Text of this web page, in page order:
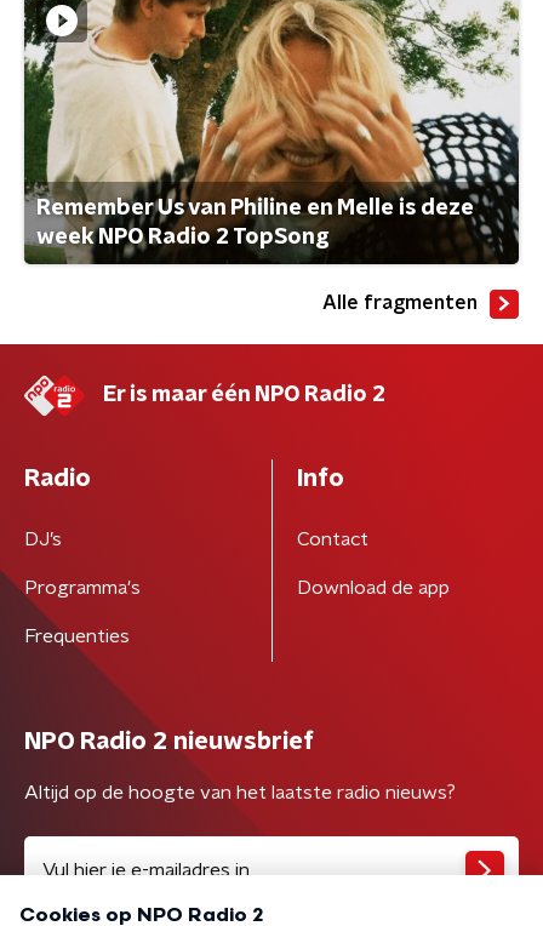
Remember Us van Philine en Melle is deze
week NPO Radio 2 TopSong
Alle fragmenten
Er is maar één NPO Radio 2
Radio
DJ’s
Programma's
Frequenties
Info
Contact
Download de app
NPO Radio 2 nieuwsbrief
Altijd op de hoogte van het laatste radio nieuws?